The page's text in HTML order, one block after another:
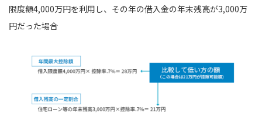
限度額4,000万円を利用し、その年の借入金の年末残高が3,000万
円だった場合